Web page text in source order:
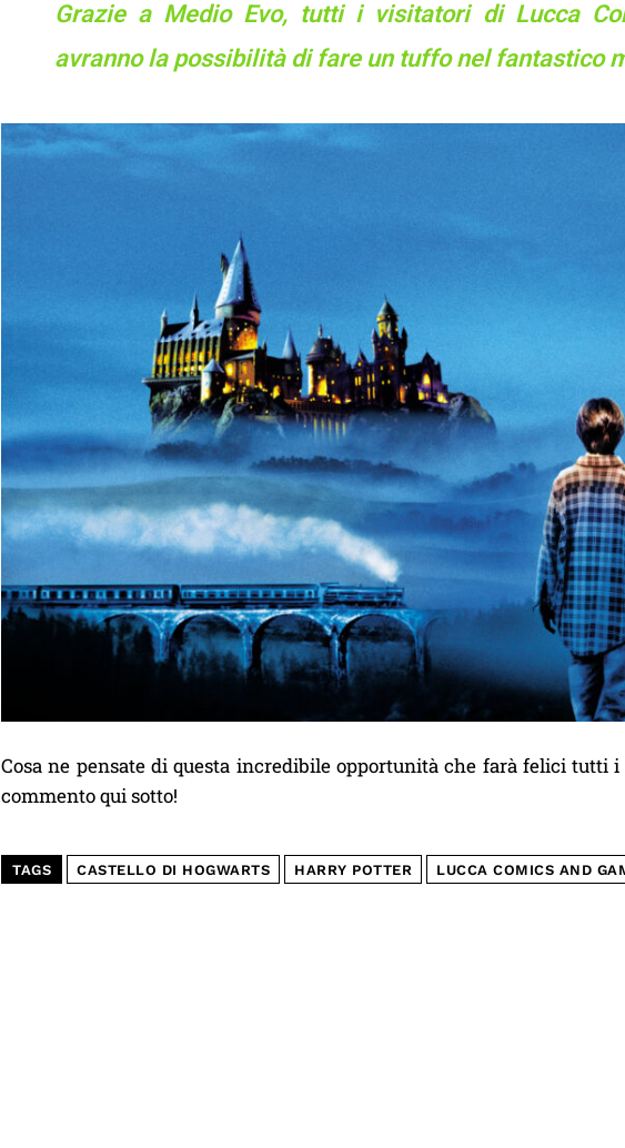
Grazie a Medio Evo, tutti i visitatori di Lucca
avranno la possibilità di fare un tuffo nel fantastico
Cosa ne pensate di questa incredibile opportunità che farà felici tutti
commento qui sotto!
TAGS CASTELLO DI HOGWARTS HARRY POTTER LUCCA COMICS AND